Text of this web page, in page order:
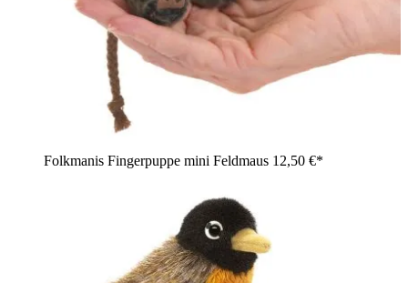
Folkmanis Fingerpuppe mini Feldmaus 12,50 €*